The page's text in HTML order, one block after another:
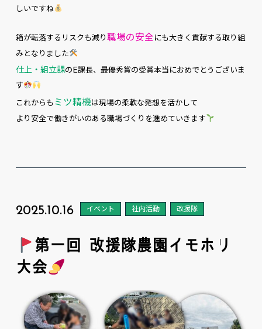
しいですね
箱が転落するリスクも減り職場の安全にも大きく貢献する取り組
みとなりました
仕上・組立課のE課長、最優秀賞の受賞本当におめでとうございま
す
これからも ミツ精機は現場の柔軟な発想を活かして
より安全で働きがいのある職場づくりを進めていきます
2025.10.16 イベント 社内活動 改援隊
第一回 改援隊農園イモホリ
大会